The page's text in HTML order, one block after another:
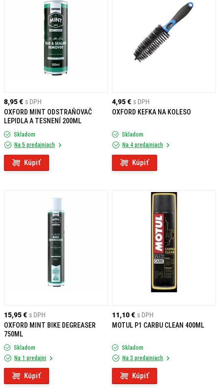
8,95 € s DPH
OXFORD MINT ODSTRAŇOVAČ
LEPIDLA A TESNENÍ 200ML
Skladom
Na 5 predajniach
Kúpiť
4,95 € s DPH
OXFORD KEFKA NA KOLESO
Skladom
Na 4 predajniach
Kúpiť
15,95 € s DPH
OXFORD MINT BIKE DEGREASER
750ML
Skladom
Na 1 predajni
Kúpiť
11,10 € s DPH
MOTUL P1 CARBU CLEAN 400ML
Skladom
Na 3 predajniach
Kúpiť